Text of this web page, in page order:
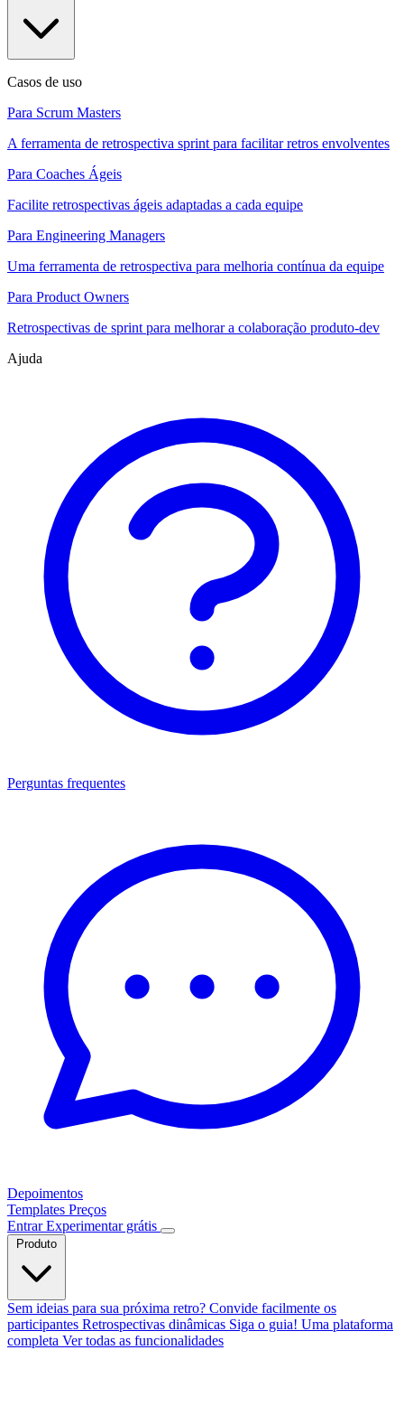
Casos de uso
Para Scrum Masters
A ferramenta de retrospectiva sprint para facilitar retros envolventes
Para Coaches Ágeis
Facilite retrospectivas ágeis adaptadas a cada equipe
Para Engineering Managers
Uma ferramenta de retrospectiva para melhoria contínua da equipe
Para Product Owners
Retrospectivas de sprint para melhorar a colaboração produto-dev
Ajuda
Perguntas frequentes
Depoimentos
Templates Preços
EntrarExperimentar grátis
Sem ideias para sua próxima retro? Convide facilmente os
participantes Retrospectivas dinâmicas Siga o guia! Uma plataforma
completa Ver todas as funcionalidades